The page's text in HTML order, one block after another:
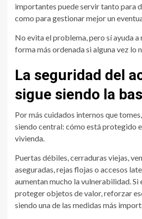
importantes puede servir tanto para
como para gestionar mejor un
No evita el problema, pero sí ayuda a
forma más ordenada si alguna vez lo
La seguridad del
sigue siendo la
Por más cuidados internos que
siendo central: cómo está protegido
vivienda.
Puertas débiles, cerraduras viejas,
aseguradas, rejas flojas o accesos
aumentan mucho la vulnerabilidad. Si
proteger objetos de valor, reforzar
siendo una de las medidas más